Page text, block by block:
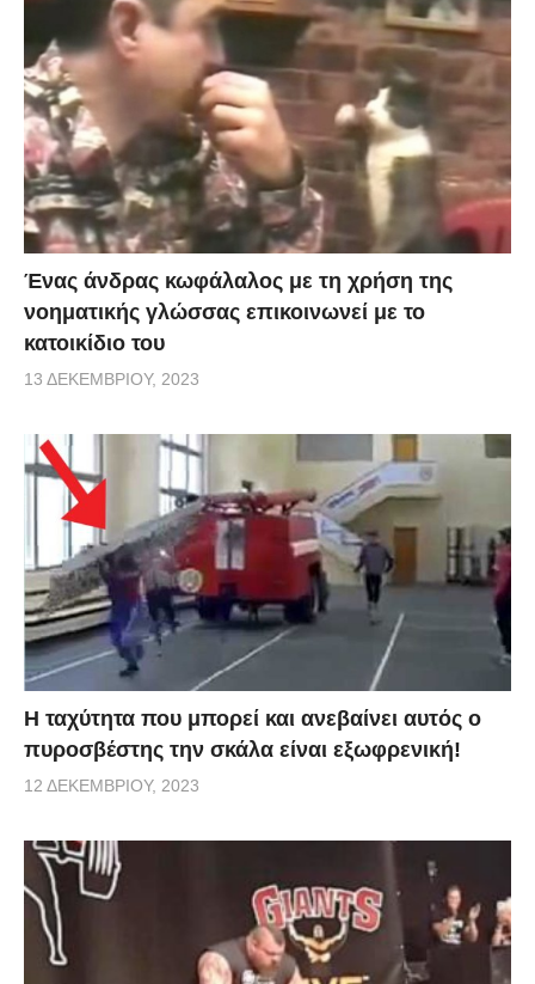
Ένας άνδρας κωφάλαλος με τη χρήση της
νοηματικής γλώσσας επικοινωνεί με το
κατοικίδιο του
13 ΔΕΚΕΜΒΡΊΟΥ, 2023
Η ταχύτητα που μπορεί και ανεβαίνει αυτός ο
πυροσβέστης την σκάλα είναι εξωφρενική!
12 ΔΕΚΕΜΒΡΊΟΥ, 2023